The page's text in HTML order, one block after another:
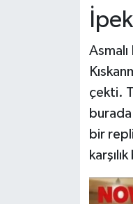
çekti.
bir